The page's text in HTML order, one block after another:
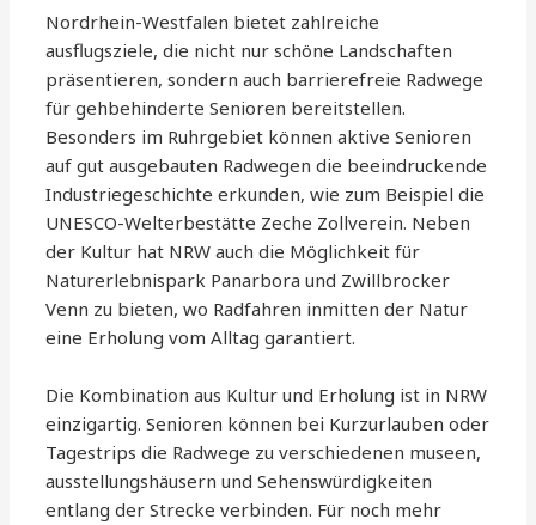
Nordrhein-Westfalen bietet zahlreiche
ausflugsziele, die nicht nur schöne Landschaften
präsentieren, sondern auch barrierefreie Radwege
für gehbehinderte Senioren bereitstellen.
Besonders im Ruhrgebiet können aktive Senioren
auf gut ausgebauten Radwegen die beeindruckende
Industriegeschichte erkunden, wie zum Beispiel die
UNESCO-Welterbestätte Zeche Zollverein. Neben
der Kultur hat NRW auch die Möglichkeit für
Naturerlebnispark Panarbora und Zwillbrocker
Venn zu bieten, wo Radfahren inmitten der Natur
eine Erholung vom Alltag garantiert.
Die Kombination aus Kultur und Erholung ist in NRW
einzigartig. Senioren können bei Kurzurlauben oder
Tagestrips die Radwege zu verschiedenen museen,
ausstellungshäusern und Sehenswürdigkeiten
entlang der Strecke verbinden. Für noch mehr